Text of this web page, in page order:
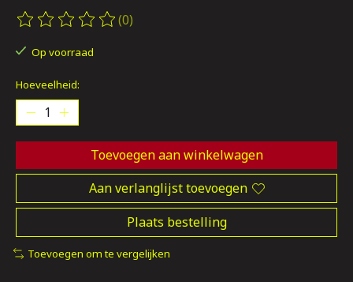
De beoordeling van dit product is
(0)
Op voorraad
Hoeveelheid:
Toevoegen aan winkelwagen
Aan verlanglijst toevoegen
Plaats bestelling
Toevoegen om te vergelijken